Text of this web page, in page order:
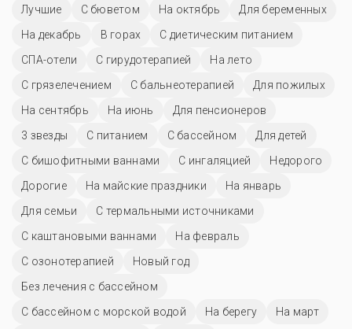
Лучшие
С бюветом На октябрь
Для беременных
На декабрь
В горах
С диетическим питанием
СПА-отели
С гирудотерапией
На лето
С грязелечением
С бальнеотерапией
Для пожилых
На сентябрь
На июнь
Для пенсионеров
3 звезды
С питанием C бассейном
Для детей
С бишофитными ваннами
С ингаляцией
Недорого
Дорогие
На майские праздники
На январь
Для семьи
С термальными источниками
С каштановыми ваннами
На февраль
С озонотерапией
Новый год
Без лечения с бассейном
С бассейном с морской водой
На берегу На март